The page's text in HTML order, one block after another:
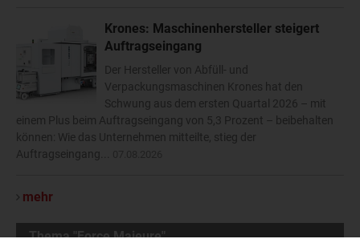
Krones: Maschinenhersteller steigert
Auftragseingang
Der Hersteller von Abfüll- und
Verpackungsmaschinen Krones hat den
Schwung aus dem ersten Quartal 2026 – mit
einem Plus beim Auftragseingang von 5,3 Prozent – beibehalten
können: Wie das Unternehmen mitteilte, stieg der
Auftragseingang...
mehr
Thema "Force Majeure"